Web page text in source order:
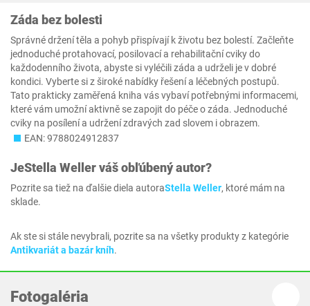
Záda bez bolesti
Správné držení těla a pohyb přispívají k životu bez bolestí. Začleňte
jednoduché protahovací, posilovací a rehabilitační cviky do
každodenního života, abyste si vyléčili záda a udrželi je v dobré
kondici. Vyberte si z široké nabídky řešení a léčebných postupů.
Tato prakticky zaměřená kniha vás vybaví potřebnými informacemi,
které vám umožní aktivně se zapojit do péče o záda. Jednoduché
cviky na posílení a udržení zdravých zad slovem i obrazem.
EAN: 9788024912837
JeStella Wellerváš obľúbený autor?
Pozrite sa tiež na ďalšie diela autoraStella Weller, ktoré mám na
sklade.
Ak ste si stále nevybrali, pozrite sa na všetky produkty z kategórie
Antikvariát a bazár kníh.
Fotogaléria